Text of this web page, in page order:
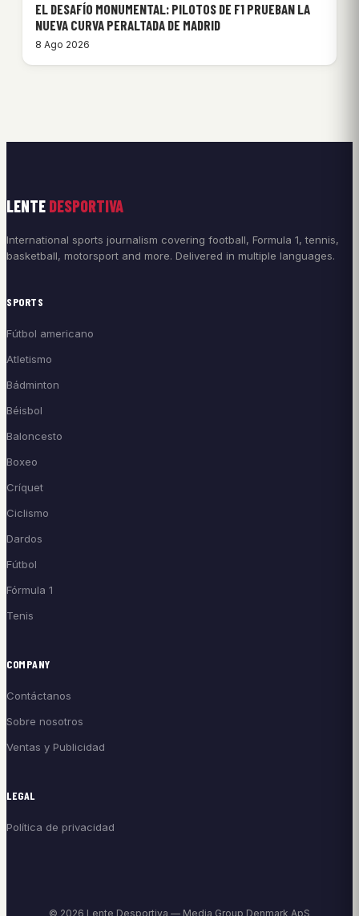
EL DESAFÍO MONUMENTAL: PILOTOS DE F1 PRUEBAN LA
NUEVA CURVA PERALTADA DE MADRID
8 Ago 2026
LENTE DESPORTIVA
International sports journalism covering football, Formula 1, tennis,
basketball, motorsport and more. Delivered in multiple languages.
SPORTS
Fútbol americano
Atletismo
Bádminton
Béisbol
Baloncesto
Boxeo
Críquet
Ciclismo
Dardos
Fútbol
Fórmula 1
Tenis
COMPANY
Contáctanos
Sobre nosotros
Ventas y Publicidad
LEGAL
Política de privacidad
© 2026 Lente Desportiva — Media Group Denmark ApS